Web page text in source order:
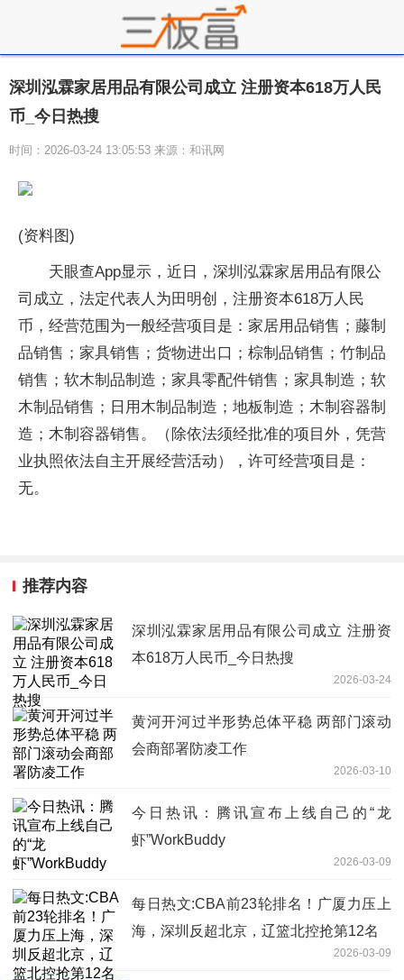
深圳泓霖家居用品有限公司成立 注册资本618万人民
币_今日热搜
时间：2026-03-24 13:05:53 来源：和讯网
(资料图)
天眼查App显示，近日，深圳泓霖家居用品有限公
司成立，法定代表人为田明创，注册资本618万人民
币，经营范围为一般经营项目是：家居用品销售；藤制
品销售；家具销售；货物进出口；棕制品销售；竹制品
销售；软木制品制造；家具零配件销售；家具制造；软
木制品销售；日用木制品制造；地板制造；木制容器制
造；木制容器销售。（除依法须经批准的项目外，凭营
业执照依法自主开展经营活动），许可经营项目是：
无。
推荐内容
深圳泓霖家居用品有限公司成立 注册资
本618万人民币_今日热搜
2026-03-24
黄河开河过半形势总体平稳 两部门滚动
会商部署防凌工作
2026-03-10
今日热讯：腾讯宣布上线自己的“龙
虾”WorkBuddy
2026-03-09
每日热文:CBA前23轮排名！广厦力压上
海，深圳反超北京，辽篮北控抢第12名
2026-03-09